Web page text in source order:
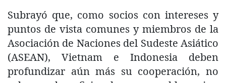
Subrayó que, como socios con intereses y
puntos de vista comunes y miembros de la
Asociación de Naciones del Sudeste Asiático
(ASEAN), Vietnam e Indonesia deben
profundizar aún más su cooperación, no